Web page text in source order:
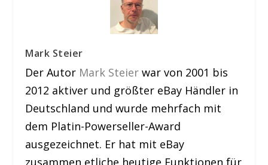
Mark Steier
Der Autor Mark Steier war von 2001 bis
2012 aktiver und größter eBay Händler in
Deutschland und wurde mehrfach mit
dem Platin-Powerseller-Award
ausgezeichnet. Er hat mit eBay